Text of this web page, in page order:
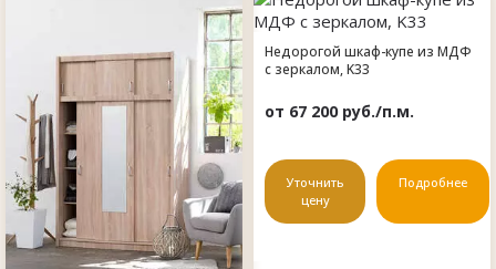
Недорогой шкаф-купе из МДФ
с зеркалом, K33
от 67 200 руб./п.м.
Уточнить
цену
Подробнее